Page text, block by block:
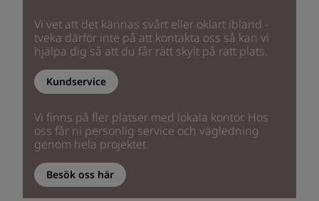
Vi vet att det kännas svårt eller oklart ibland -
tveka därför inte på att kontakta oss så kan vi
hjälpa dig så att du får rätt skylt på rätt plats.
Kundservice
Vi finns på fler platser med lokala kontor. Hos
oss får ni personlig service och vägledning
genom hela projektet.
Besök oss här